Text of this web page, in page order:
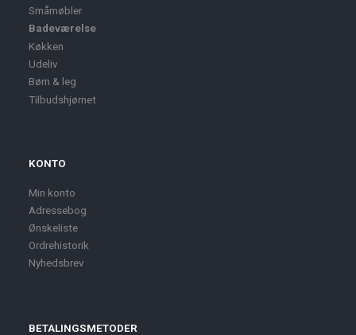
Småmøbler
Badeværelse
Køkken
Udeliv
Børn & leg
Tilbudshjørnet
KONTO
Min konto
Adressebog
Ønskeliste
Ordrehistorik
Nyhedsbrev
BETALINGSMETODER